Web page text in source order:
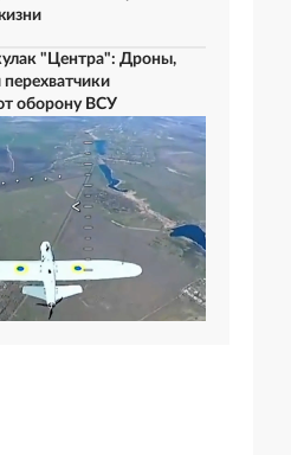
"Центра": Дроны,
оборону ВСУ